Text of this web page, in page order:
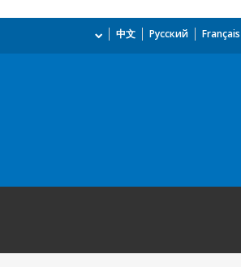
Français
Русский
中文